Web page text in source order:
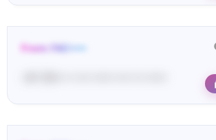
From: FAC•••••